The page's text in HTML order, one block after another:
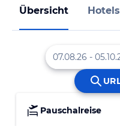
Übersicht Hotels
Pauschalreise